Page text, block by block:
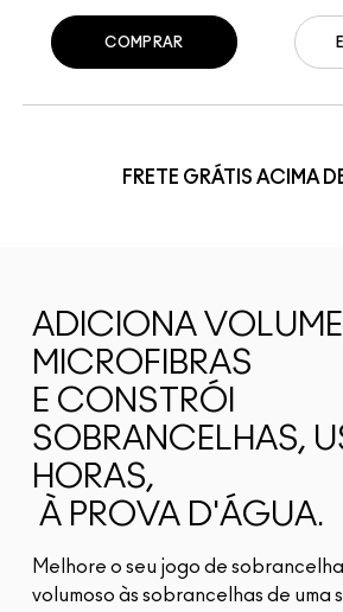
COMPRAR
FRETE GRÁTIS ACIMA
ADICIONA
MICROFIBRAS
E CONSTRÓI
SOBRANCELHAS,
HORAS,
À PROVA D'ÁGUA.
Melhore o seu jogo de
volumoso às sobrancelhas de uma